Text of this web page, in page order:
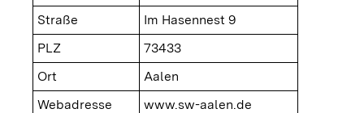
Straße
Im Hasennest 9
PLZ
73433
Ort
Aalen
Webadresse
www.sw-aalen.de